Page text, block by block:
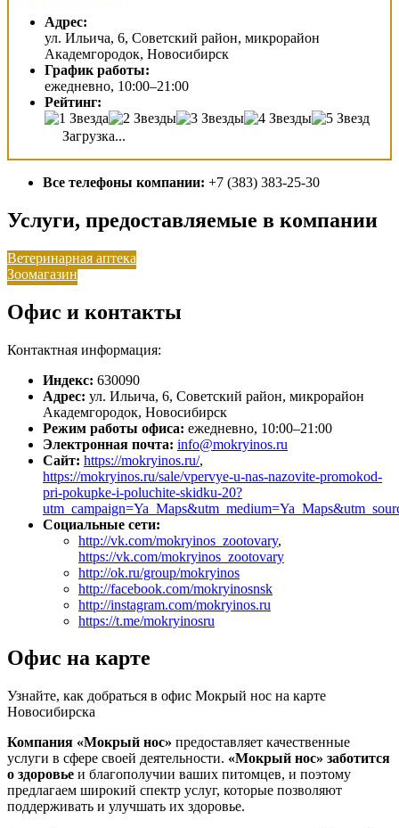
Адрес:
ул. Ильича, 6, Советский район, микрорайон
Академгородок, Новосибирск
График работы:
ежедневно, 10:00–21:00
Рейтинг:
Загрузка...
Все телефоны компании: +7 (383) 383-25-30
Услуги, предоставляемые в компании
Ветеринарная аптека
Зоомагазин
Офис и контакты
Контактная информация:
Индекс: 630090
Адрес: ул. Ильича, 6, Советский район, микрорайон
Академгородок, Новосибирск
Режим работы офиса: ежедневно, 10:00–21:00
Электронная почта: info@mokryinos.ru
Сайт: https://mokryinos.ru/,
https://mokryinos.ru/sale/vpervye-u-nas-nazovite-promokod-
pri-pokupke-i-poluchite-skidku-20?
Социальные сети:
http://vk.com/mokryinos_zootovary,
https://vk.com/mokryinos_zootovary
http://ok.ru/group/mokryinos
http://facebook.com/mokryinosnsk
http://instagram.com/mokryinos.ru
https://t.me/mokryinosru
Офис на карте
Узнайте, как добраться в офис Мокрый нос на карте
Новосибирска
Компания «Мокрый нос» предоставляет качественные
услуги в сфере своей деятельности. «Мокрый нос» заботится
о здоровье и благополучии ваших питомцев, и поэтому
предлагаем широкий спектр услуг, которые позволяют
поддерживать и улучшать их здоровье.